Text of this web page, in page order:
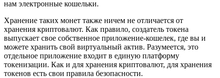
нам электронные кошельки.
Хранение таких монет также ничем не отличается от
хранения криптовалют. Как правило, создатель токена
выпускает свое собственное приложение-кошелек, где вы и
можете хранить свой виртуальный актив. Разумеется, это
отдельное приложение входит в единую платформу
токенизации. Как и для хранения криптовалют, для хранения
токенов есть свои правила безопасности.